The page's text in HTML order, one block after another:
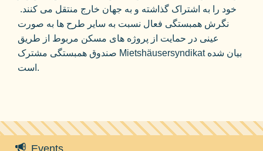
خود را به اشتراک گذاشته و به جهان خارج منتقل می کنند.
نگرش همبستگی فعال نسبت به سایر طرح ها به صورت
عینی در حمایت از پروژه های مسکن مربوط از طریق
صندوق همبستگی مشترک Mietshäusersyndikat بیان شده
است.
Events